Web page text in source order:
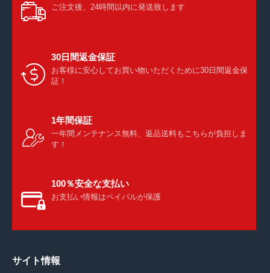
ご注文後、24時間以内に発送致します
30日間返金保証
お客様に安心してお買い物いただくために30日間返金保
証！
1年間保証
一年間メンテナンス無料、返品送料もこちらが負担しま
す！
100％安全な支払い
お支払い情報はペイパルが保護
サイト情報